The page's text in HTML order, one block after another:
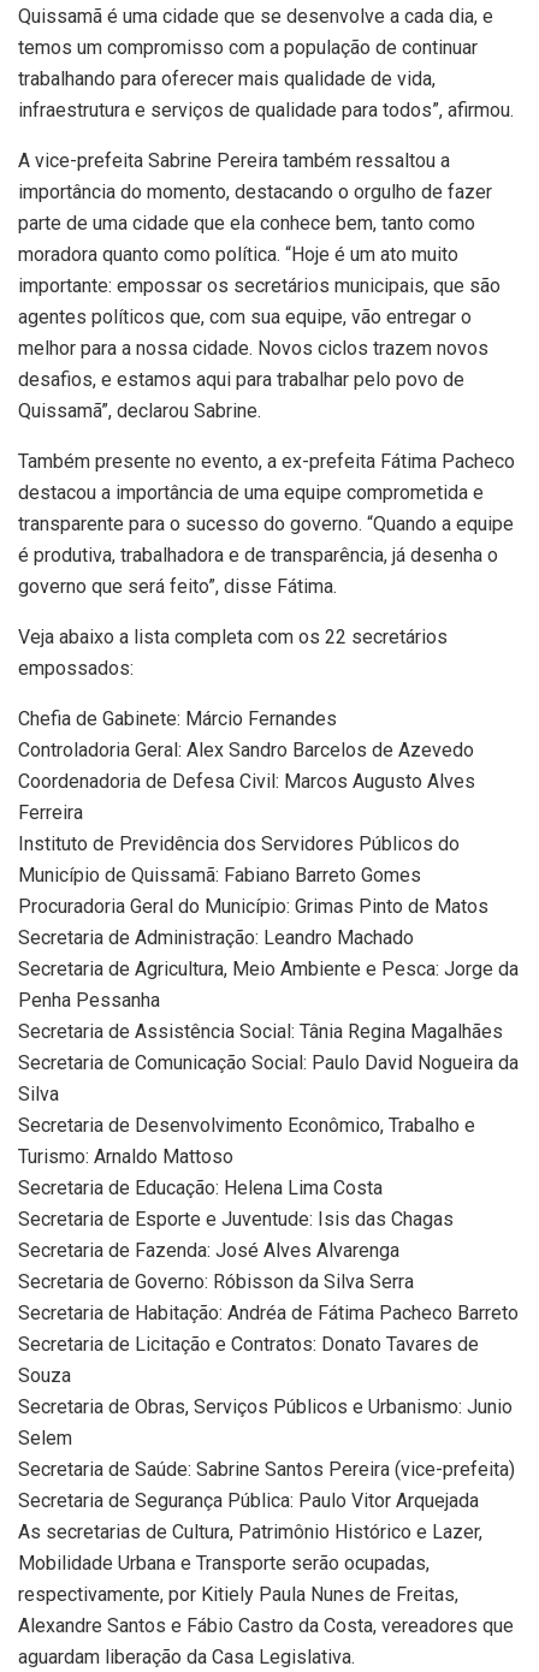
Quissamã é uma cidade que se desenvolve a cada dia, e
temos um compromisso com a população de continuar
trabalhando para oferecer mais qualidade de vida,
infraestrutura e serviços de qualidade para todos”, afirmou.
A vice-prefeita Sabrine Pereira também ressaltou a
importância do momento, destacando o orgulho de fazer
parte de uma cidade que ela conhece bem, tanto como
moradora quanto como política. “Hoje é um ato muito
importante: empossar os secretários municipais, que são
agentes políticos que, com sua equipe, vão entregar o
melhor para a nossa cidade. Novos ciclos trazem novos
desafios, e estamos aqui para trabalhar pelo povo de
Quissamã”, declarou Sabrine.
Também presente no evento, a ex-prefeita Fátima Pacheco
destacou a importância de uma equipe comprometida e
transparente para o sucesso do governo. “Quando a equipe
é produtiva, trabalhadora e de transparência, já desenha o
governo que será feito”, disse Fátima.
Veja abaixo a lista completa com os 22 secretários
empossados:
Chefia de Gabinete: Márcio Fernandes
Controladoria Geral: Alex Sandro Barcelos de Azevedo
Coordenadoria de Defesa Civil: Marcos Augusto Alves
Ferreira
Instituto de Previdência dos Servidores Públicos do
Município de Quissamã: Fabiano Barreto Gomes
Procuradoria Geral do Município: Grimas Pinto de Matos
Secretaria de Administração: Leandro Machado
Secretaria de Agricultura, Meio Ambiente e Pesca: Jorge da
Penha Pessanha
Secretaria de Assistência Social: Tânia Regina Magalhães
Secretaria de Comunicação Social: Paulo David Nogueira da
Silva
Secretaria de Desenvolvimento Econômico, Trabalho e
Turismo: Arnaldo Mattoso
Secretaria de Educação: Helena Lima Costa
Secretaria de Esporte e Juventude: Isis das Chagas
Secretaria de Fazenda: José Alves Alvarenga
Secretaria de Governo: Róbisson da Silva Serra
Secretaria de Habitação: Andréa de Fátima Pacheco Barreto
Secretaria de Licitação e Contratos: Donato Tavares de
Souza
Secretaria de Obras, Serviços Públicos e Urbanismo: Junio
Selem
Secretaria de Saúde: Sabrine Santos Pereira (vice-prefeita)
Secretaria de Segurança Pública: Paulo Vitor Arquejada
As secretarias de Cultura, Patrimônio Histórico e Lazer,
Mobilidade Urbana e Transporte serão ocupadas,
respectivamente, por Kitiely Paula Nunes de Freitas,
Alexandre Santos e Fábio Castro da Costa, vereadores que
aguardam liberação da Casa Legislativa.